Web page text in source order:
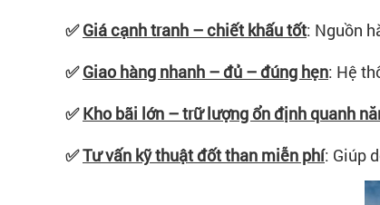
✅Giá cạnh tranh – chiết khấu tốt: Nguồn
✅Giao hàng nhanh – đủ – đúng hẹn: Hệ
✅Kho bãi lớn – trữ lượng ổn định quanh
✅Tư vấn kỹ thuật đốt than miễn phí: Giúp